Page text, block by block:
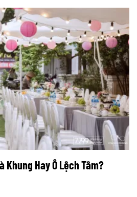
Khung Hay Ô Lệch Tâm?